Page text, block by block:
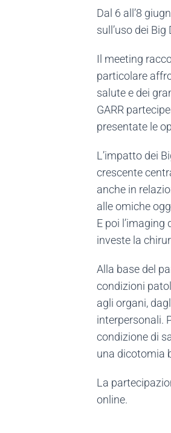
Dal 6 all’8
sull’uso dei
Il meeting
particolare
salute e dei
GARR
presentate le
L’impatto dei
crescente
anche in
alle omiche
E poi
investe la
Alla base del
condizioni
agli organi,
interpersonali.
condizione di
una dicotomia
La
online.